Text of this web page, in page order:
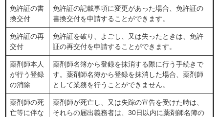
免許証の書
換交付
免許証の記載事項に変更があった場合、免許証の
書換交付を申請することができます。
免許証の再
交付
免許証を破り、よごし、又は失ったときは、免許
証の再交付を申請することができます。
薬剤師本人
が行う登録
の消除
薬剤師名簿から登録を抹消する際に行う手続きで
す。薬剤師名簿から登録を抹消した場合、薬剤師
として業務を行うことができません。
薬剤師の死
亡等に伴な
薬剤師が死亡し、又は失踪の宣告を受けた時は、
それらの届出義務者は、30日以内に薬剤師名簿の